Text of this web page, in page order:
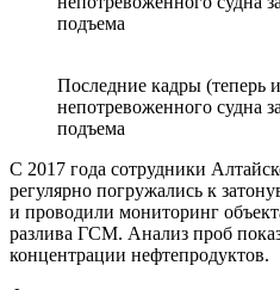
подъема
Последние кадры (теперь
непотревоженного судна
подъема
С 2017 года сотрудники
регулярно погружались к
и проводили мониторинг
разлива ГСМ. Анализ проб
концентрации нефтепродуктов.